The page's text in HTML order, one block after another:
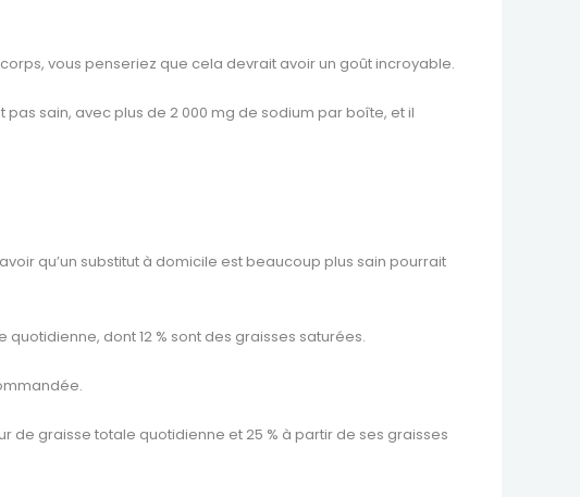
vous penseriez que cela devrait avoir un goût incroyable.
sain, avec plus de 2 000 mg de sodium par boîte, et il
qu’un substitut à domicile est beaucoup plus sain pourrait
dont 12 % sont des graisses saturées.
de graisse totale quotidienne et 25 % à partir de ses graisses